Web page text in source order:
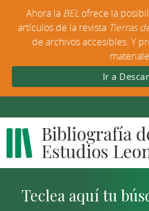
Ahora la BEL ofrece la
artículos de la revista Tierras
de archivos accesibles. Y
Ir a